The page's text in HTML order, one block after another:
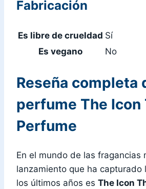
Fabricación
Es libre de crueldad Sí
Es vegano
No
Reseña completa
perfume The Icon
Perfume
En el mundo de las fragancias
lanzamiento que ha capturado
los últimos años es The Icon